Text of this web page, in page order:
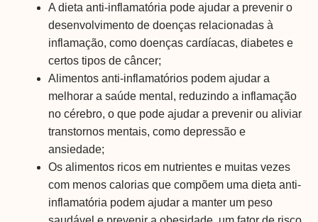
A dieta anti-inflamatória pode ajudar a prevenir o
desenvolvimento de doenças relacionadas à
inflamação, como doenças cardíacas, diabetes e
certos tipos de câncer;
Alimentos anti-inflamatórios podem ajudar a
melhorar a saúde mental, reduzindo a inflamação
no cérebro, o que pode ajudar a prevenir ou aliviar
transtornos mentais, como depressão e
ansiedade;
Os alimentos ricos em nutrientes e muitas vezes
com menos calorias que compõem uma dieta anti-
inflamatória podem ajudar a manter um peso